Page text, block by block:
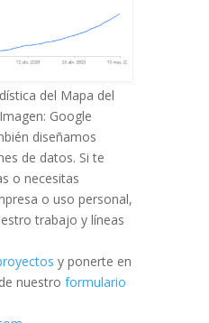
del Mapa del
Google
diseñamos
de datos. Si te
o necesitas
o uso personal,
trabajo y líneas
y ponerte en
nuestro formulario